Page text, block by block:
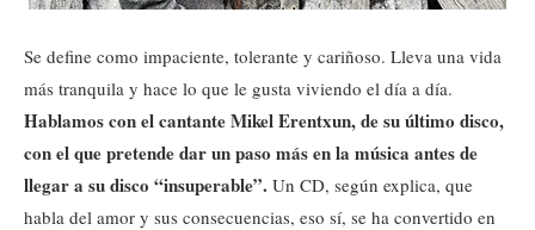
Se define como impaciente, tolerante y cariñoso. Lleva una vida
más tranquila y hace lo que le gusta viviendo el día a día.
Hablamos con el cantante Mikel Erentxun, de su último disco,
con el que pretende dar un paso más en la música antes de
llegar a su disco “insuperable”. Un CD, según explica, que
habla del amor y sus consecuencias, eso sí, se ha convertido en